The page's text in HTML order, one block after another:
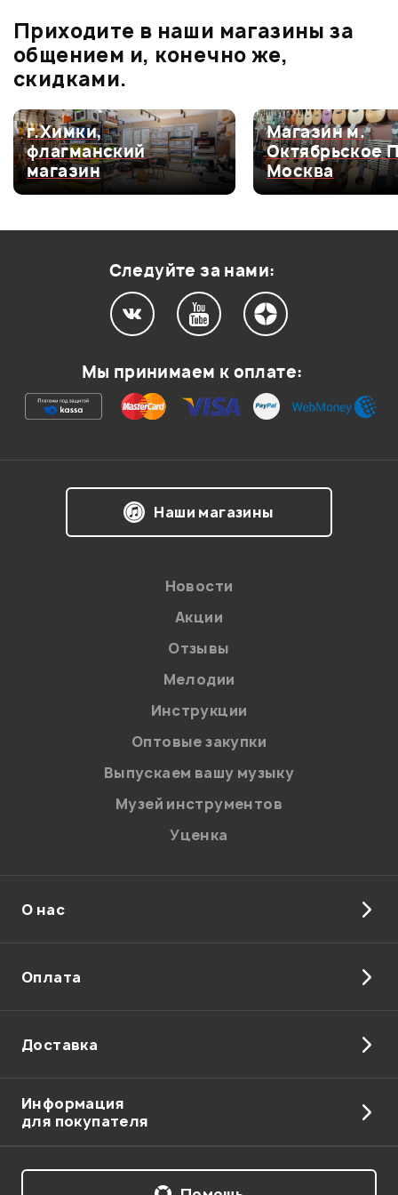
Оценка
Оценка3
0
Оценка2
0
Оценка1 0
Мой отзыв о товаре
Впечатления о товаре:
на обработку персональных данных в
персональных данных.
Введите проверочное число:
Приходите в наши магазины за
общением и, конечно же,
скидками.
г.Химки,
флагманский
магазин
Магазин м.
Октябрьское
Москва
Следуйте за нами:
Мы принимаем к оплате:
Наши магазины
Новости
Акции
Отзывы
Мелодии
Инструкции
Оптовые закупки
Выпускаем вашу музыку
Музей инструментов
Уценка
О нас
Оплата
Доставка
Информация
для покупателя